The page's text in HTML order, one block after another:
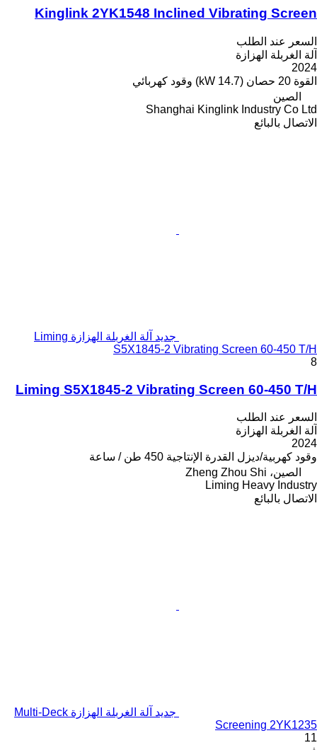
Kinglink 2YK1548 Inclined Vibrating Screen
السعر عند الطلب
آلة الغربلة الهزازة
2024
القوة 20 حصان (14.7 kW) وقود كهربائي
الصين
Shanghai Kinglink Industry Co Ltd
الاتصال بالبائع
جديد آلة الغربلة الهزازة Liming
S5X1845-2 Vibrating Screen 60-450 T/H
8
Liming S5X1845-2 Vibrating Screen 60-450 T/H
السعر عند الطلب
آلة الغربلة الهزازة
2024
وقود كهربية/ديزل القدرة الإنتاجية 450 طن / ساعة
الصين، Zheng Zhou Shi
Liming Heavy Industry
الاتصال بالبائع
جديد آلة الغربلة الهزازة Multi-Deck
Screening 2YK1235
11